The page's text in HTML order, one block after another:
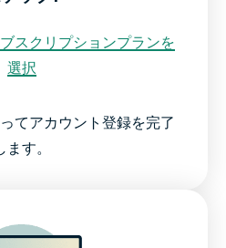
スクリプションプランを
選択
てアカウント登録を完了
ます。